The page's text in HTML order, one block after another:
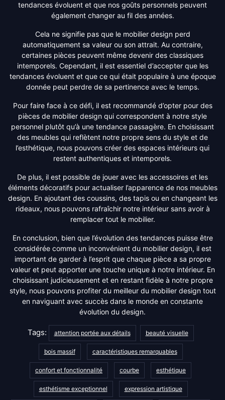
tendances évoluent et que nos goûts personnels peuvent
également changer au fil des années.
Cela ne signifie pas que le mobilier design perd
automatiquement sa valeur ou son attrait. Au contraire,
certaines pièces peuvent même devenir des classiques
intemporels. Cependant, il est essentiel d’accepter que les
tendances évoluent et que ce qui était populaire à une époque
donnée peut perdre de sa pertinence avec le temps.
Pour faire face à ce défi, il est recommandé d’opter pour des
pièces de mobilier design qui correspondent à notre style
personnel plutôt qu’à une tendance passagère. En choisissant
des meubles qui reflètent notre propre sens du style et de
l’esthétique, nous pouvons créer des espaces intérieurs qui
restent authentiques et intemporels.
De plus, il est possible de jouer avec les accessoires et les
éléments décoratifs pour actualiser l’apparence de nos meubles
design. En ajoutant des coussins, des tapis ou en changeant les
rideaux, nous pouvons rafraîchir notre intérieur sans avoir à
remplacer tout le mobilier.
En conclusion, bien que l’évolution des tendances puisse être
considérée comme un inconvénient du mobilier design, il est
important de garder à l’esprit que chaque pièce a sa propre
valeur et peut apporter une touche unique à notre intérieur. En
choisissant judicieusement et en restant fidèle à notre propre
style, nous pouvons profiter du meilleur du mobilier design tout
en naviguant avec succès dans le monde en constante
évolution du design.
Tags: attention portée aux détails beauté visuelle
bois massif caractéristiques remarquables
confort et fonctionnalité courbe esthétique
esthétisme exceptionnel expression artistique